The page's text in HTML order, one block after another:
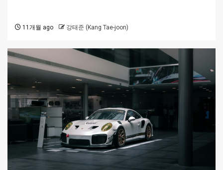
11개월 ago 강태준 (Kang Tae-joon)